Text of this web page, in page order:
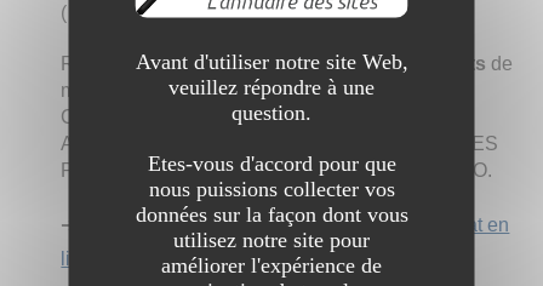
( 4 visites)
RESIMARMO® est constitué à 95% degranulats de
marbre italien mélangés à de la résine (5%).
Caractéristiques : DRAINANT DURABLE
ADHÉRENT RÉSISTANT AUX UV ANTI-TACHES
PERSONNALISABLE 24 couleurs. RESIMARMO.
➔ Catégorie : Commerce et économie →
Achat en
ligne
Avant d'utiliser notre site Web,
veuillez répondre à une
question.
Etes-vous d'accord pour que
nous puissions collecter vos
données sur la façon dont vous
utilisez notre site pour
améliorer l'expérience de